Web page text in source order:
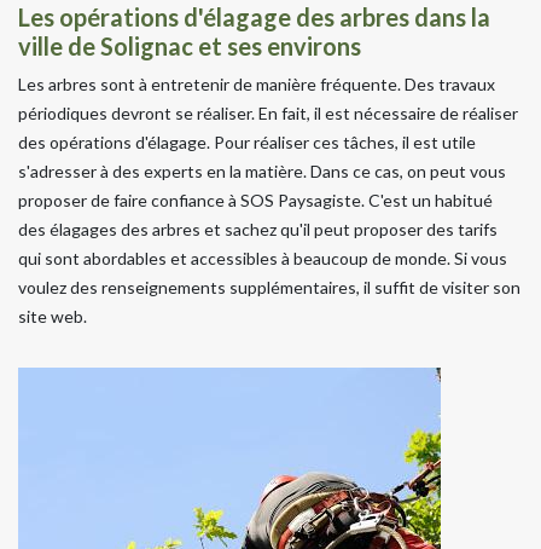
Les opérations d'élagage des arbres dans la
ville de Solignac et ses environs
Les arbres sont à entretenir de manière fréquente. Des travaux
périodiques devront se réaliser. En fait, il est nécessaire de réaliser
des opérations d'élagage. Pour réaliser ces tâches, il est utile
s'adresser à des experts en la matière. Dans ce cas, on peut vous
proposer de faire confiance à SOS Paysagiste. C'est un habitué
des élagages des arbres et sachez qu'il peut proposer des tarifs
qui sont abordables et accessibles à beaucoup de monde. Si vous
voulez des renseignements supplémentaires, il suffit de visiter son
site web.